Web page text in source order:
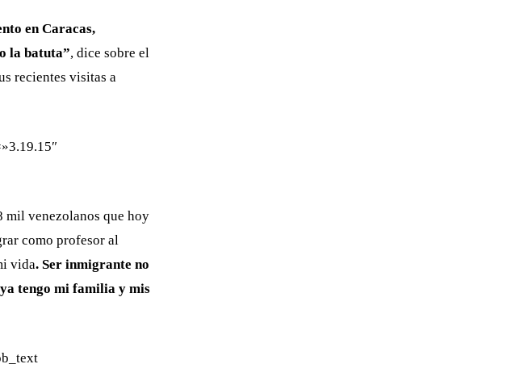
en Caracas,
la batuta”, dice sobre el
recientes visitas a
mil venezolanos que hoy
como profesor al
vida. Ser inmigrante no
tengo mi familia y mis